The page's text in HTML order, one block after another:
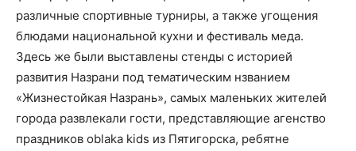
различные спортивные турниры, а также угощения
блюдами национальной кухни и фестиваль меда.
Здесь же были выставлены стенды с историей
развития Назрани под тематическим нзванием
«Жизнестойкая Назрань», самых маленьких жителей
города развлекали гости, представляющие агенство
праздников oblaka kids из Пятигорска, ребятне